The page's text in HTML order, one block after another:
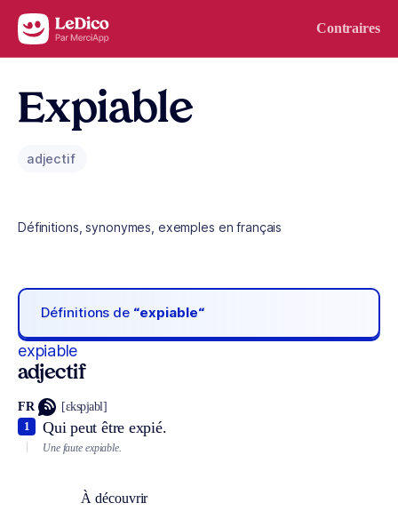
Aller au contenu Contraires
Expiable
adjectif
Définitions, synonymes, exemples en français
Définitions de “expiable“
expiable
adjectif
FR [ɛkspjabl]
Qui peut être expié.
1
Une faute expiable.
À découvrir